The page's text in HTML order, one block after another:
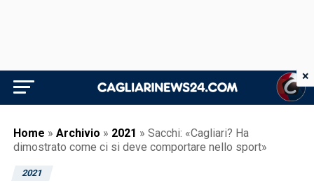
Home » Archivio » 2021 » Sacchi: «Cagliari? Ha
dimostrato come ci si deve comportare nello sport»
2021
×